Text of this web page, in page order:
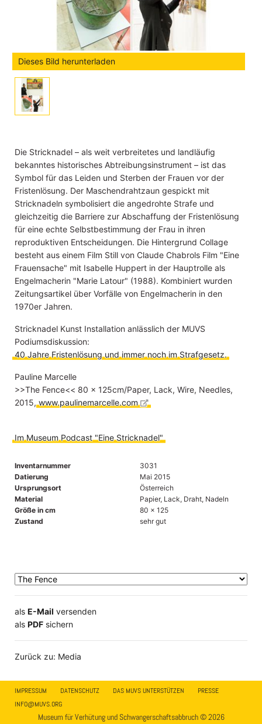
Dieses Bild herunterladen
Die Stricknadel – als weit verbreitetes und landläufig
bekanntes historisches Abtreibungsinstrument – ist das
Symbol für das Leiden und Sterben der Frauen vor der
Fristenlösung. Der Maschendrahtzaun gespickt mit
Stricknadeln symbolisiert die angedrohte Strafe und
gleichzeitig die Barriere zur Abschaffung der Fristenlösung
für eine echte Selbstbestimmung der Frau in ihren
reproduktiven Entscheidungen. Die Hintergrund Collage
besteht aus einem Film Still von Claude Chabrols Film "Eine
Frauensache" mit Isabelle Huppert in der Hauptrolle als
Engelmacherin "Marie Latour" (1988). Kombiniert wurden
Zeitungsartikel über Vorfälle von Engelmacherin in den
1970er Jahren.
Stricknadel Kunst Installation anlässlich der MUVS
Podiumsdiskussion:
40 Jahre Fristenlösung und immer noch im Strafgesetz.
Pauline Marcelle
>>The Fence<< 80 x 125cm/Paper, Lack, Wire, Needles,
2015,www.paulinemarcelle.com
Im Museum Podcast "Eine Stricknadel"
Inventarnummer
3031
Datierung
Mai 2015
Ursprungsort
Österreich
Material
Papier, Lack, Draht, Nadeln
Größe in cm
80 x 125
Zustand
sehr gut
als E-Mail versenden
​​​​​​​​​​​​​​​​​als PDF sichern
Zurück zu: Media
IMPRESSUM DATENSCHUTZ DAS MUVS UNTERSTÜTZEN
PRESSE
INFO@MUVS.ORG
Museum für Verhütung und Schwangerschaftsabbruch © 2026